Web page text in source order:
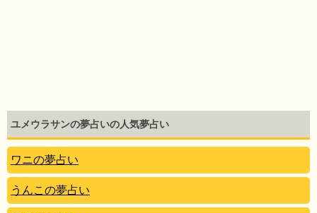
ユメウラサンの夢占いの人気夢占い
ワニの夢占い
うんこの夢占い